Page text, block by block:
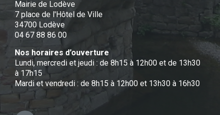
Mairie de Lodève
7 place de l'Hôtel de Ville
34700 Lodève
04 67 88 86 00
Nos horaires d’ouverture
Lundi, mercredi et jeudi : de 8h15 à 12h00 et de 13h30
à 17h15
Mardi et vendredi : de 8h15 à 12h00 et 13h30 à 16h30